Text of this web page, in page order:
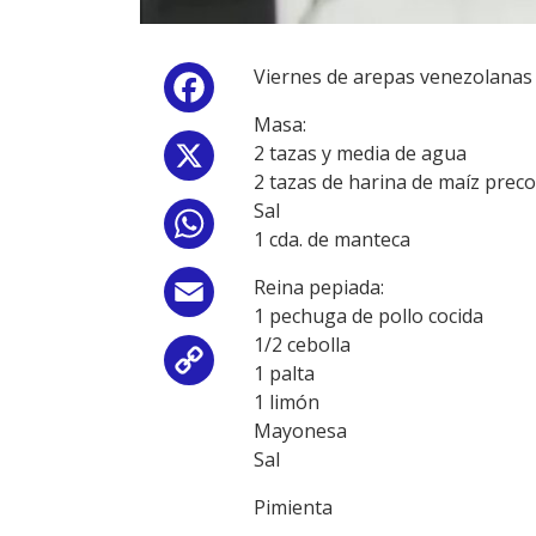
Facebook
WhatsApp
Email
Copy
Viernes de arepas venezolanas
Masa:
2 tazas y media de agua
2 tazas de harina de maíz
Sal
1 cda. de manteca
Reina pepiada:
1 pechuga de pollo cocida
1/2 cebolla
1 palta
1 limón
Mayonesa
Sal
Pimienta